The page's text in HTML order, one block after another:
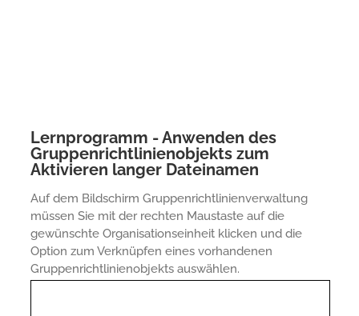
Lernprogramm - Anwenden des
Gruppenrichtlinienobjekts zum
Aktivieren langer Dateinamen
Auf dem Bildschirm Gruppenrichtlinienverwaltung
müssen Sie mit der rechten Maustaste auf die
gewünschte Organisationseinheit klicken und die
Option zum Verknüpfen eines vorhandenen
Gruppenrichtlinienobjekts auswählen.